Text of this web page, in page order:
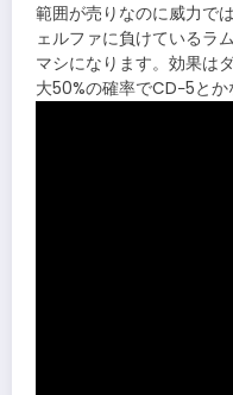
範囲が売りなのに威力で
ェルファに負けているラ
マシになります。効果は
大50%の確率でCD−5とか